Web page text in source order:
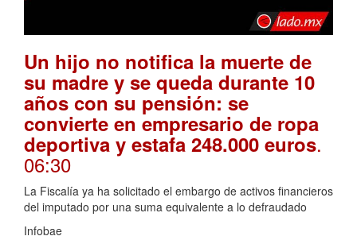
Un hijo no notifica la muerte de
su madre y se queda durante 10
años con su pensión: se
convierte en empresario de ropa
deportiva y estafa 248.000 euros.
06:30
La Fiscalía ya ha solicitado el embargo de activos financieros
del imputado por una suma equivalente a lo defraudado
Infobae